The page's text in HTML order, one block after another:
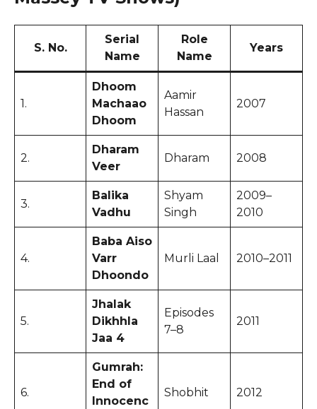
S. No.
Serial
Name
Role
Name
Years
1.
Dhoom
Machaao
Dhoom
Aamir
Hassan
2007
2.
Dharam
Veer
Dharam 2008
3.
Balika
Vadhu
Shyam
Singh
2009–
2010
4.
Baba Aiso
Varr
Dhoondo
Murli Laal 2010–2011
5.
Jhalak
Dikhhla
Jaa 4
Episodes
7–8
2011
6.
Gumrah:
End of
Innocenc
Shobhit 2012